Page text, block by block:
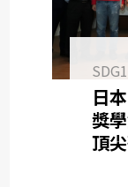
SDG1
日
獎
頂